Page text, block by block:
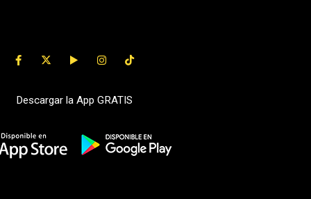
Descargar la App GRATIS